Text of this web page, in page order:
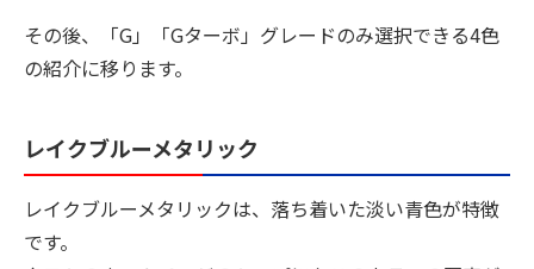
その後、「G」「Gターボ」グレードのみ選択できる4色
の紹介に移ります。
レイクブルーメタリック
レイクブルーメタリックは、落ち着いた淡い青色が特徴
です。